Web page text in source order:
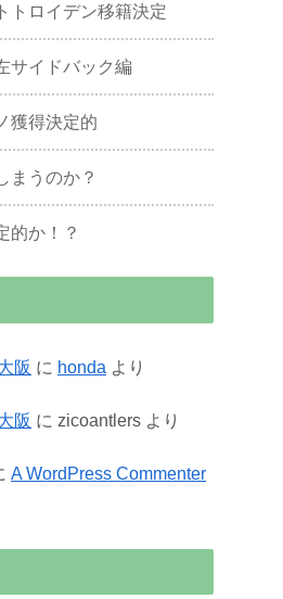
トロイデン移籍決定
イドバック編
獲得決定的
まうのか？
的か！？
阪 に honda より
阪 に zicoantlers より
A WordPress Commenter